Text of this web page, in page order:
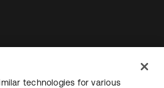
technologies for various